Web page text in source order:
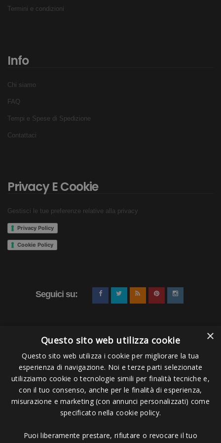
Portatappi rigido incluso
Modellabili
In silicone 100%
Non vanno infilati dentro ma aderiscono esternamente
Riutilizzabili finché dura il loro potere adesivo
sempre provocarne lo spostamento e l'infiltrazione di
Termini e condizioni
Info
Chi siamo
FAQ
Tempi e Spese di Spedizione
Contattaci
Privacy E Cookie
Gestisci le tue preferenze relative alla privacy
Privacy Policy
Cookie Policy
Seguici su:
Pagamenti Accettati
×
Questo sito web utilizza cookie
Questo sito web utilizza i cookie per migliorare la tua
esperienza di navigazione. Noi e terze parti selezionate
utilizziamo cookie o tecnologie simili per finalità tecniche e,
con il tuo consenso, anche per le finalità di esperienza,
misurazione e marketing (con annunci personalizzati) come
specificato nella cookie policy.
Puoi liberamente prestare, rifiutare o revocare il tuo